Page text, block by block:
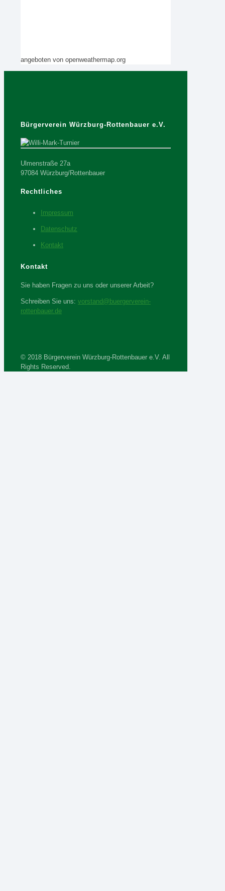
angeboten von openweathermap.org
Bürgerverein Würzburg-Rottenbauer e.V.
Ulmenstraße 27a
97084 Würzburg/Rottenbauer
Rechtliches
Impressum
Datenschutz
Kontakt
Kontakt
Sie haben Fragen zu uns oder unserer Arbeit?
Schreiben Sie uns: vorstand@buergerverein-
rottenbauer.de
© 2018 Bürgerverein Würzburg-Rottenbauer e.V. All
Rights Reserved.